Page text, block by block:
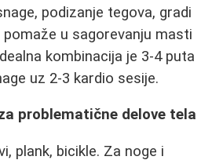
podizanje tegova, gradi
u sagorevanju masti
kombinacija je 3-4 puta
uz 2-3 kardio sesije.
problematične delove tela
plank, bicikle. Za noge i